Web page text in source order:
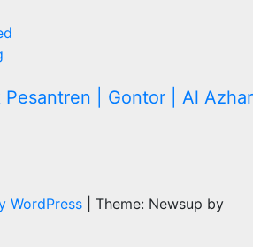
WordPress
Theme: Newsup by